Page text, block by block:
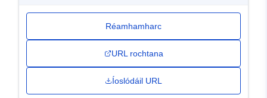
Réamhamharc
URL rochtana
Íoslódáil URL